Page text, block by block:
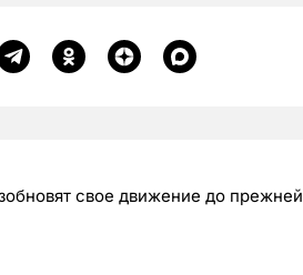
свое движение до прежней